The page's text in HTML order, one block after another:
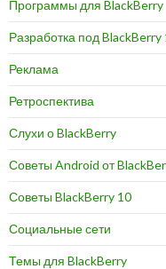
Программы для BlackBerry
Разработка под BlackBerry
Реклама
Ретроспектива
Слухи о BlackBerry
Советы Android от
Советы BlackBerry 10
Социальные сети
Темы для BlackBerry